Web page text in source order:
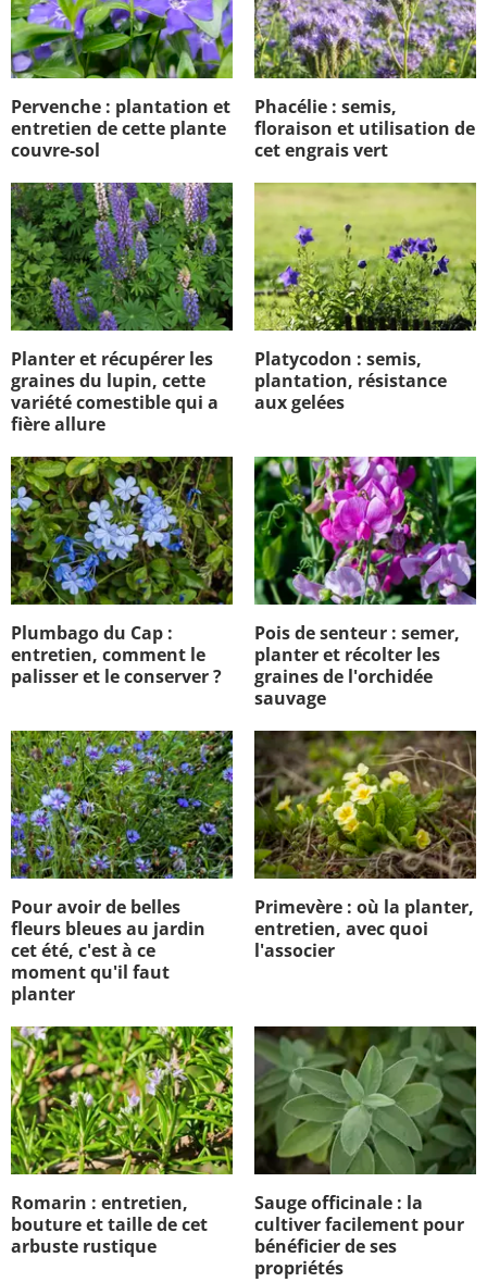
Pervenche : plantation et
entretien de cette plante
couvre-sol
Phacélie : semis,
floraison et utilisation de
cet engrais vert
Planter et récupérer les
graines du lupin, cette
variété comestible qui a
fière allure
Platycodon : semis,
plantation, résistance
aux gelées
Plumbago du Cap :
entretien, comment le
palisser et le conserver ?
Pois de senteur : semer,
planter et récolter les
graines de l'orchidée
sauvage
Pour avoir de belles
fleurs bleues au jardin
cet été, c'est à ce
moment qu'il faut
planter
Primevère : où la planter,
entretien, avec quoi
l'associer
Romarin : entretien,
bouture et taille de cet
arbuste rustique
Sauge officinale : la
cultiver facilement pour
bénéficier de ses
propriétés